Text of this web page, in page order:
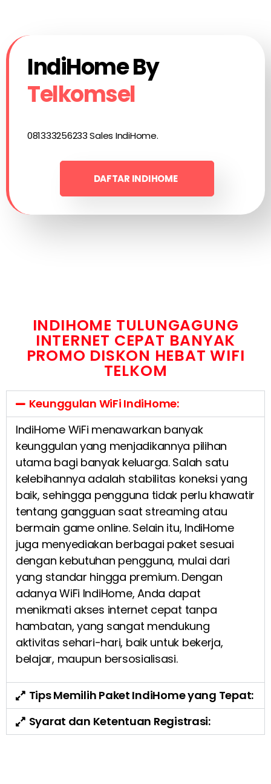
IndiHome By
Telkomsel
081333256233 Sales IndiHome.
DAFTAR INDIHOME
INDIHOME TULUNGAGUNG
INTERNET CEPAT BANYAK
PROMO DISKON HEBAT WIFI
TELKOM
Keunggulan WiFi IndiHome:
IndiHome WiFi menawarkan banyak
keunggulan yang menjadikannya pilihan
utama bagi banyak keluarga. Salah satu
kelebihannya adalah stabilitas koneksi yang
baik, sehingga pengguna tidak perlu khawatir
tentang gangguan saat streaming atau
bermain game online. Selain itu, IndiHome
juga menyediakan berbagai paket sesuai
dengan kebutuhan pengguna, mulai dari
yang standar hingga premium. Dengan
adanya WiFi IndiHome, Anda dapat
menikmati akses internet cepat tanpa
hambatan, yang sangat mendukung
aktivitas sehari-hari, baik untuk bekerja,
belajar, maupun bersosialisasi.
Tips Memilih Paket IndiHome yang Tepat:
Syarat dan Ketentuan Registrasi: